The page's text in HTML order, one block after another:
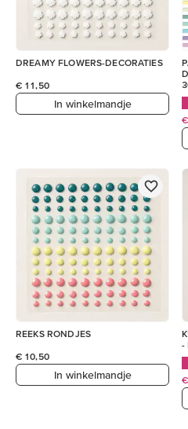
DREAMY FLOWERS-DECORATIES
€ 11,50
In winkelmandje
REEKS RONDJES
€ 10,50
In winkelmandje
-